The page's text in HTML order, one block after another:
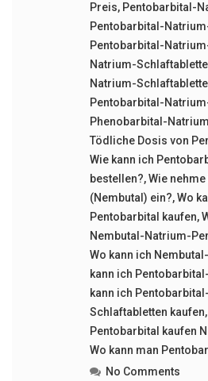
Preis, Pentobarbital-
Pentobarbital-
Pentobarbital-
Natrium-
Natrium-
Pentobarbital-
Phenobarbital-
Tödliche Dosis von
Wie kann ich
bestellen?,Wie
(Nembutal) ein?,Wo
Pentobarbital kaufen,
Nembutal-Natrium-
Wo kann ich
kann ich
kann ich
Schlaftabletten kaufen,
Pentobarbital kaufen
Wo kann man
No Comments